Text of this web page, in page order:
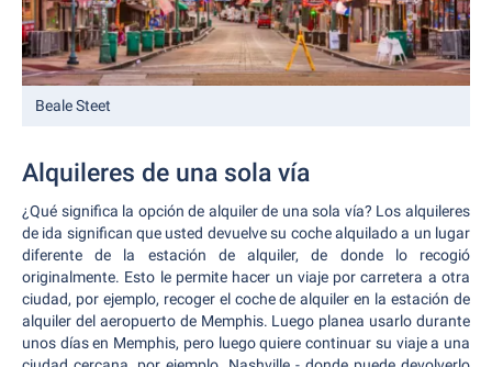
Beale Steet
Alquileres de una sola vía
¿Qué significa la opción de alquiler de una sola vía? Los alquileres
de ida significan que usted devuelve su coche alquilado a un lugar
diferente de la estación de alquiler, de donde lo recogió
originalmente. Esto le permite hacer un viaje por carretera a otra
ciudad, por ejemplo, recoger el coche de alquiler en la estación de
alquiler del aeropuerto de Memphis. Luego planea usarlo durante
unos días en Memphis, pero luego quiere continuar su viaje a una